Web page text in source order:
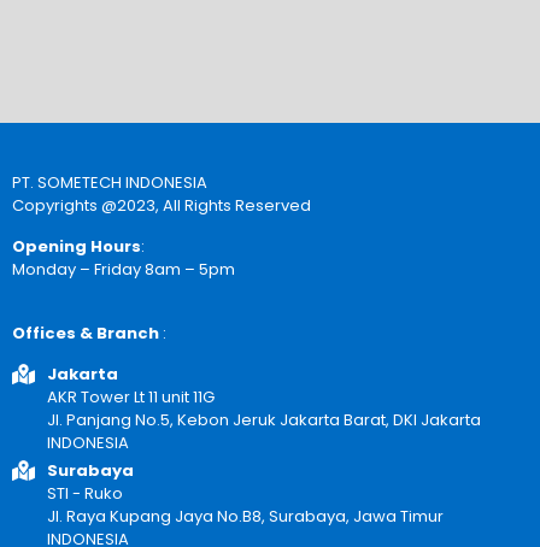
PT. SOMETECH INDONESIA
Copyrights @2023, All Rights Reserved
Opening Hours:
Monday – Friday 8am – 5pm
Offices & Branch :
Jakarta
AKR Tower Lt 11 unit 11G
Jl. Panjang No.5, Kebon Jeruk Jakarta Barat, DKI Jakarta
INDONESIA
Surabaya
STI - Ruko
Jl. Raya Kupang Jaya No.B8, Surabaya, Jawa Timur
INDONESIA